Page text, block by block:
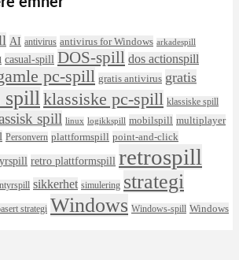
AI antivirus antivirus for Windows arkadespill
casual-spill DOS-spill dos actionspill
pc-spill gratis antivirus gratis
spillklassiske pc-spill klassiske spill
spill linux logikkspill mobilspill multiplayer
Personvern plattformspill point-and-click
retro plattformspill retrospill
sikkerhet simulering strategi
strategi Windows Windows-spill Windows